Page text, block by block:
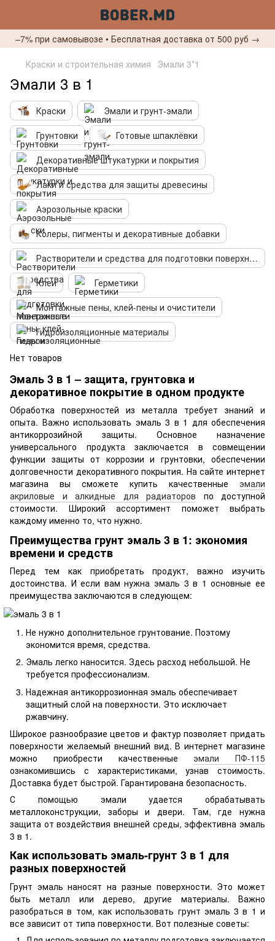
–7% при самовывозе • Бесплатная доставка от 500 руб →
Краски и строительная химия Эмали 3*1
Эмали 3 в 1
Краски
Эмали и грунт-эмали
Грунтовки
Готовые шпаклёвки
Декоративные штукатурки и покрытия
Лаки и средства для защиты древесины
Аэрозольные краски
Колеры, пигменты и декоративные добавки
Растворители и средства для подготовки поверхности
Клеи
Герметики
Монтажные пены, клей-пены и очистители
Гидроизоляционные материалы
Нет товаров
Эмаль 3 в 1 – защита, грунтовка и
декоративное покрытие в одном продукте
Обработка поверхностей из металла требует знаний и
опыта. Важно использовать эмаль 3 в 1 для обеспечения
антикоррозийной защиты. Основное назначение
универсального продукта заключается в совмещении
функции защиты от коррозии и грунтовки, обеспечении
долговечности декоративного покрытия. На сайте интернет
магазина вы сможете купить качественные эмали
акриловые и алкидные для радиаторов по доступной
стоимости. Широкий ассортимент поможет выбрать
каждому именно то, что нужно.
Преимущества грунт эмаль 3 в 1: экономия
времени и средств
Перед тем как приобретать продукт, важно изучить
достоинства. И если вам нужна эмаль 3 в 1 основные ее
преимущества заключаются в следующем:
Не нужно дополнительное грунтование. Поэтому
экономится время, средства.
Эмаль легко наносится. Здесь расход небольшой. Не
требуется профессионализм.
Надежная антикоррозионная эмаль обеспечивает
защитный слой на поверхности. Это исключает
ржавчину.
Широкое разнообразие цветов и фактур позволяет придать
поверхности желаемый внешний вид. В интернет магазине
можно приобрести качественныеэмали ПФ-115
ознакомившись с характеристиками, узнав стоимость.
Доставка будет быстрой. Гарантирована безопасность.
С помощью эмали удается обрабатывать
металлоконструкции, заборы и двери. Там, где нужна
защита от воздействия внешней среды, эффективна эмаль
3 в 1.
Как использовать эмаль-грунт 3 в 1 для
разных поверхностей
Грунт эмаль наносят на разные поверхности. Это может
быть металл или дерево, другие материалы. Важно
разобраться в том, как использовать грунт эмаль 3 в 1 и
все зависит от типа поверхности. Вот полезные советы: